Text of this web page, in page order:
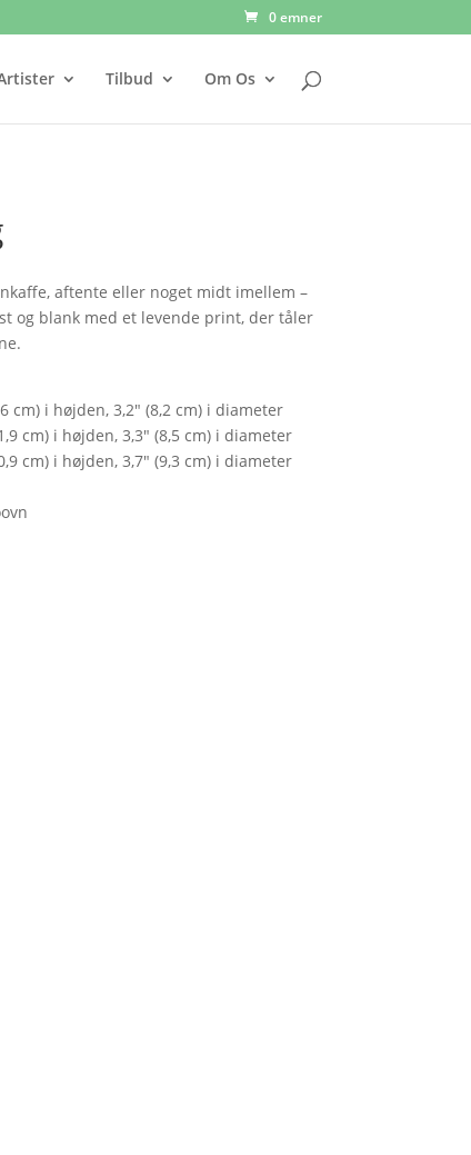
0 emner
Tilbud Om Os
aftente eller noget midt imellem –
og blank med et levende print, der tåler
cm) i højden, 3,2″ (8,2 cm) i diameter
cm) i højden, 3,3″ (8,5 cm) i diameter
cm) i højden, 3,7″ (9,3 cm) i diameter